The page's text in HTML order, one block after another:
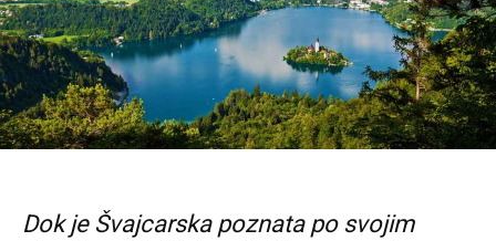
Dok je Švajcarska poznata po svojim